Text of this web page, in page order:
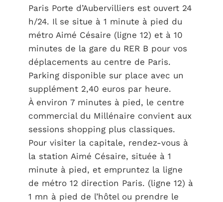
Paris Porte d’Aubervilliers est ouvert 24
h/24. Il se situe à 1 minute à pied du
métro Aimé Césaire (ligne 12) et à 10
minutes de la gare du RER B pour vos
déplacements au centre de Paris.
Parking disponible sur place avec un
supplément 2,40 euros par heure.
À environ 7 minutes à pied, le centre
commercial du Millénaire convient aux
sessions shopping plus classiques.
Pour visiter la capitale, rendez-vous à
la station Aimé Césaire, située à 1
minute à pied, et empruntez la ligne
de métro 12 direction Paris. (ligne 12) à
1 mn à pied de l’hôtel ou prendre le